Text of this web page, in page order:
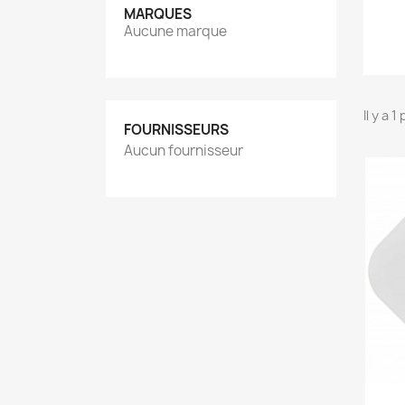
MARQUES
Aucune marque
FOURNISSEURS
Aucun fournisseur
Il y a